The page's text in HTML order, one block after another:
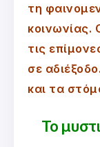
τη
τις
σε
και τα
Το